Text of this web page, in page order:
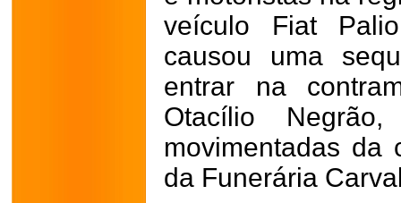
veículo Fiat
causou uma
entrar na
Otacílio
movimentadas da
da Funerária